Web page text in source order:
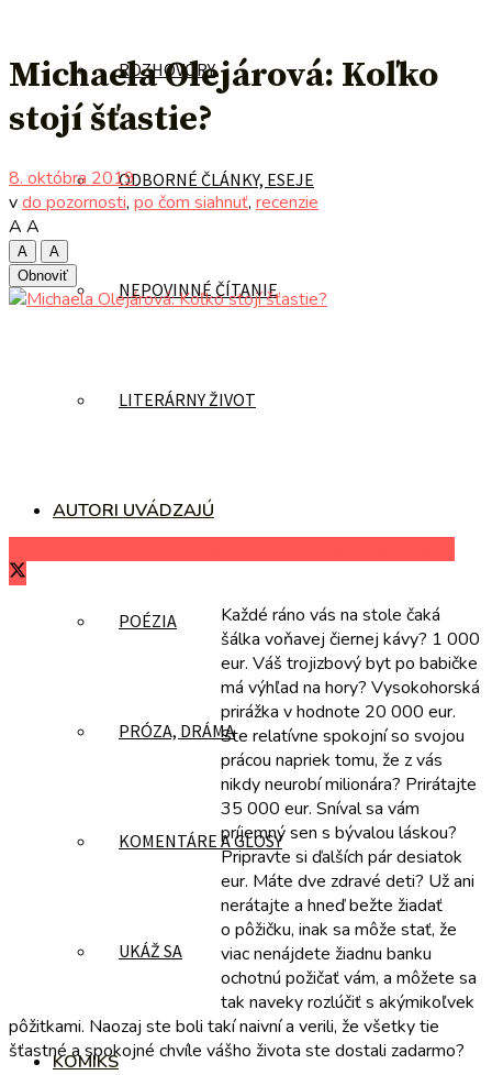
ROZHOVORY
ODBORNÉ ČLÁNKY, ESEJE
NEPOVINNÉ ČÍTANIE
LITERÁRNY ŽIVOT
AUTORI UVÁDZAJÚ
POÉZIA
PRÓZA, DRÁMA
KOMENTÁRE A GLOSY
UKÁŽ SA
KOMIKS
Michaela Olejárová: Koľko
stojí šťastie?
8. októbra 2019
vdo pozornosti, po čom siahnuť, recenzie
A A
A
A
Obnoviť
Každé ráno vás na stole čaká
šálka voňavej čiernej kávy? 1 000
eur. Váš trojizbový byt po babičke
má výhľad na hory? Vysokohorská
prirážka v hodnote 20 000 eur.
Ste relatívne spokojní so svojou
prácou napriek tomu, že z vás
nikdy neurobí milionára? Prirátajte
35 000 eur. Sníval sa vám
príjemný sen s bývalou láskou?
Pripravte si ďalších pár desiatok
eur. Máte dve zdravé deti? Už ani
nerátajte a hneď bežte žiadať
o pôžičku, inak sa môže stať, že
viac nenájdete žiadnu banku
ochotnú požičať vám, a môžete sa
tak naveky rozlúčiť s akýmikoľvek
pôžitkami. Naozaj ste boli takí naivní a verili, že všetky tie
šťastné a spokojné chvíle vášho života ste dostali zadarmo?